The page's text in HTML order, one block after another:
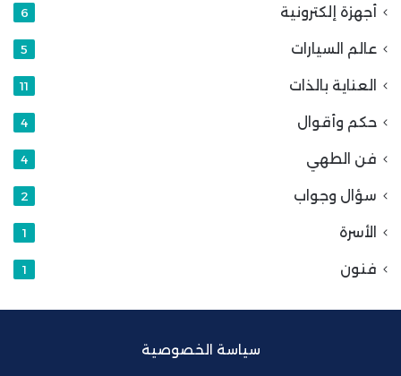
أجهزة إلكترونية 6
عالم السيارات 5
العناية بالذات 11
حكم وأقوال 4
فن الطهي 4
سؤال وجواب 2
الأسرة 1
فنون 1
سياسة الخصوصية